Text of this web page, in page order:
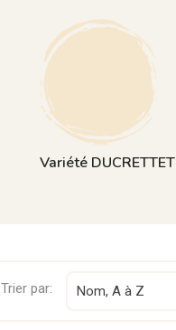
Variété DUCRETTET
Trier par: Nom, A à Z